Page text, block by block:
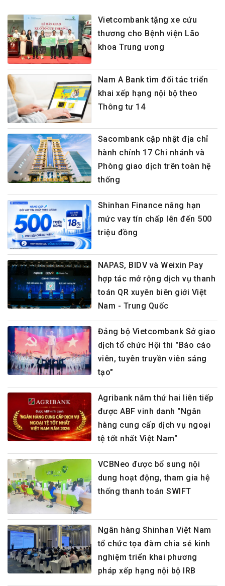
Vietcombank tặng xe cứu
thương cho Bệnh viện Lão
khoa Trung ương
Nam A Bank tìm đối tác triển
khai xếp hạng nội bộ theo
Thông tư 14
Sacombank cập nhật địa chỉ
hành chính 17 Chi nhánh và
Phòng giao dịch trên toàn hệ
thống
Shinhan Finance nâng hạn
mức vay tín chấp lên đến 500
triệu đồng
NAPAS, BIDV và Weixin Pay
hợp tác mở rộng dịch vụ thanh
toán QR xuyên biên giới Việt
Nam - Trung Quốc
Đảng bộ Vietcombank Sở giao
dịch tổ chức Hội thi "Báo cáo
viên, tuyên truyền viên sáng
tạo"
Agribank năm thứ hai liên tiếp
được ABF vinh danh "Ngân
hàng cung cấp dịch vụ ngoại
tệ tốt nhất Việt Nam"
VCBNeo được bổ sung nội
dung hoạt động, tham gia hệ
thống thanh toán SWIFT
Ngân hàng Shinhan Việt Nam
tổ chức tọa đàm chia sẻ kinh
nghiệm triển khai phương
pháp xếp hạng nội bộ IRB